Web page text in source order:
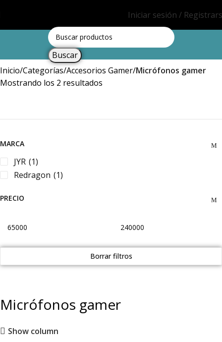
Iniciar sesión /
Buscar
Inicio Categorías Accesorios Gamer Micrófonos gamer
Mostrando los 2 resultados
MARCA
JYR (1)
Redragon (1)
PRECIO
Borrar filtros
Micrófonos gamer
Show column